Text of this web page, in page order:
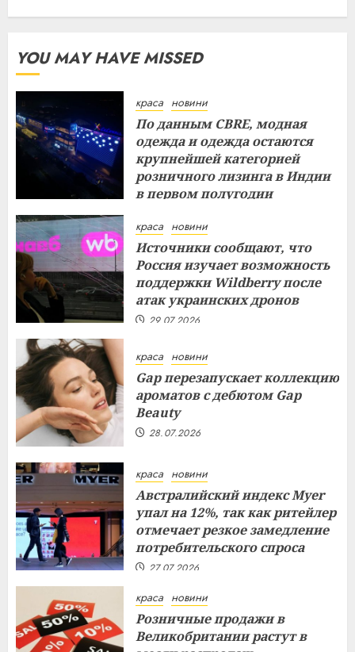
YOU MAY HAVE MISSED
краса новини
По данным CBRE, модная
одежда и одежда остаются
крупнейшей категорией
розничного лизинга в Индии
в первом полугодии
краса новини
Источники сообщают, что
Россия изучает возможность
поддержки Wildberry после
атак украинских дронов
29.07.2026
краса новини
Gap перезапускает коллекцию
ароматов с дебютом Gap
Beauty
28.07.2026
краса новини
Австралийский индекс Myer
упал на 12%, так как ритейлер
отмечает резкое замедление
потребительского спроса
27.07.2026
краса новини
Розничные продажи в
Великобритании растут в